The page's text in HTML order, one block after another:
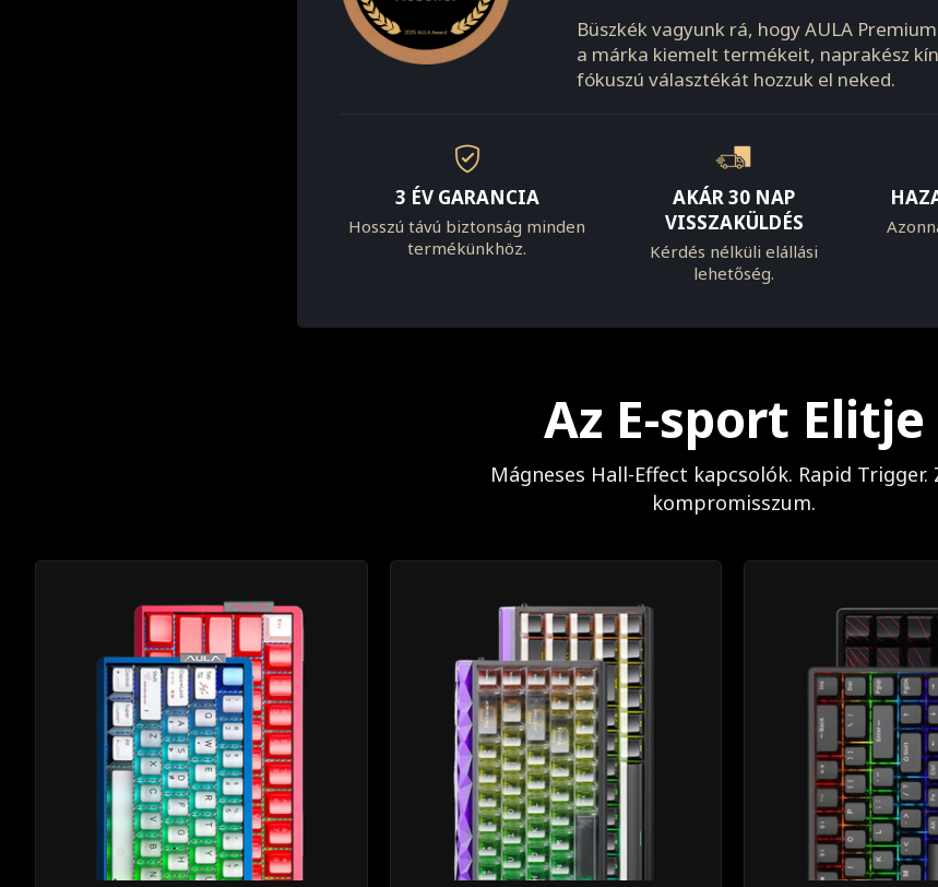
Büszkék vagyunk rá, hogy AULA
a márka kiemelt termékeit, naprakész
fókuszú választékát hozzuk el neked.
3 ÉV GARANCIA
Hosszú távú biztonság minden
termékünkhöz.
AKÁR 30 NAP
VISSZAKÜLDÉS
Kérdés nélküli elállási
lehetőség.
Az E-sport Elitje
Mágneses Hall-Effect kapcsolók. Rapid Trigger.
kompromisszum.